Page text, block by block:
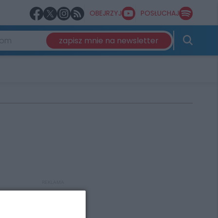
OBEJRZYJ POSŁUCHAJ
zapisz mnie na newsletter